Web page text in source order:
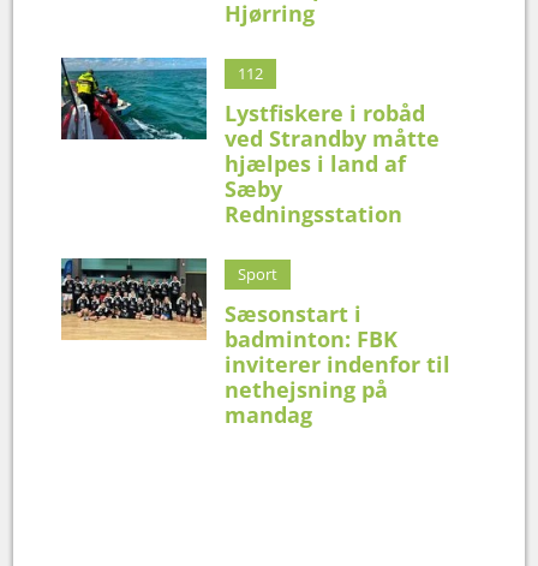
Hjørring
112
Lystfiskere i robåd
ved Strandby måtte
hjælpes i land af
Sæby
Redningsstation
Sport
Sæsonstart i
badminton: FBK
inviterer indenfor til
nethejsning på
mandag